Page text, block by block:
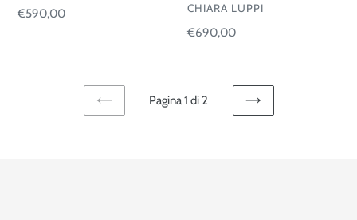
Prezzo
€590,00 VENDITORE
CHIARA LUPPI
Prezzo
€690,00
PAGINA
Pagina 1 di 2
PAGINA